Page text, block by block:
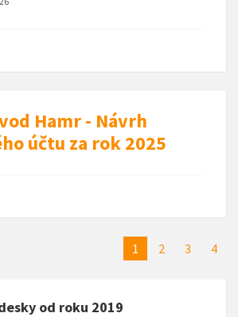
Hamr - Návrh
účtu za rok 2025
1 2 3 4
od roku 2019